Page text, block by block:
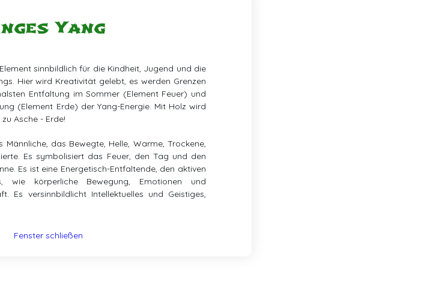
Yang
sinnbildlich für die Kindheit, Jugend und die
Hier wird Kreativität gelebt, es werden Grenzen
Entfaltung im Sommer (Element Feuer) und
(Element Erde) der Yang-Energie. Mit Holz wird
Asche - Erde!
Männliche, das Bewegte, Helle, Warme, Trockene,
Es symbolisiert das Feuer, den Tag und den
Es ist eine Energetisch-Entfaltende, den aktiven
wie körperliche Bewegung, Emotionen und
Es versinnbildlicht Intellektuelles und Geistiges,
Fenster schließen